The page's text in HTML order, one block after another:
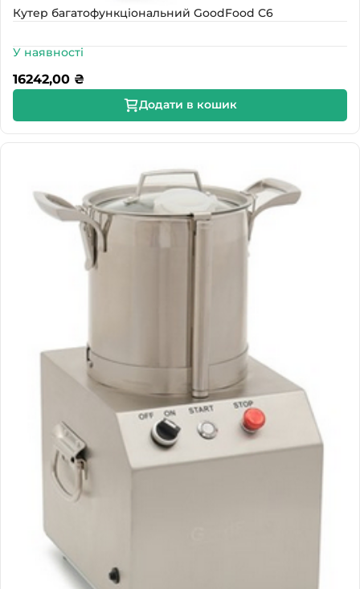
Кутер багатофункціональний GoodFood С6
У наявності
16242,00 ₴
Додати в кошик